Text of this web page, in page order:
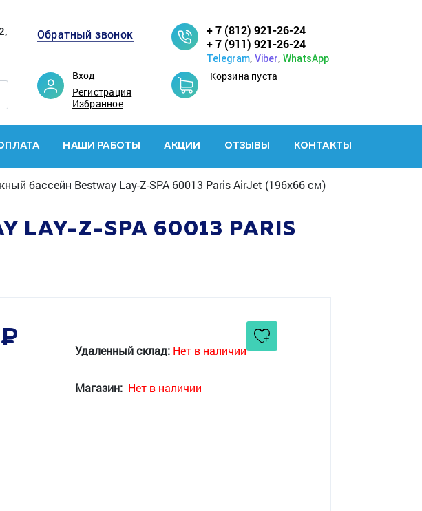
Обратный звонок
Вход
Регистрация
Избранное
+ 7 (812) 921-26-24
+ 7 (911) 921-26-24
Telegram, Viber, WhatsApp
Корзина пуста
НАШИ РАБОТЫ АКЦИИ ОТЗЫВЫ КОНТАКТЫ
бассейн Bestway Lay-Z-SPA 60013 Paris AirJet (196x66 см)
Z-SPA 60013 PARIS
Удаленный склад: Нет в наличии
Магазин: Нет в наличии